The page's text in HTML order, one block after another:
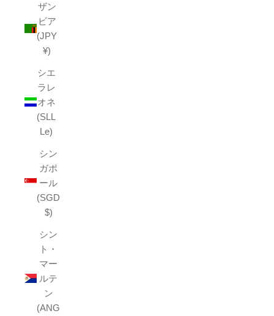
ザン
ビア
(JPY
¥)
シエ
ラレ
オネ
(SLL
Le)
シン
ガポ
ール
(SGD
$)
シン
ト・
マー
ルテ
ン
(ANG